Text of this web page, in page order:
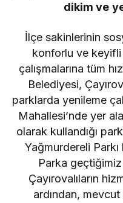
dikim ve
İlçe sakinlerinin
konforlu ve keyifli
çalışmalarına tüm
Belediyesi,
parklarda yenileme
Mahallesi’nde yer
olarak kullandığı
Yağmurdereli
Parka
Çayırovalıların
ardından,